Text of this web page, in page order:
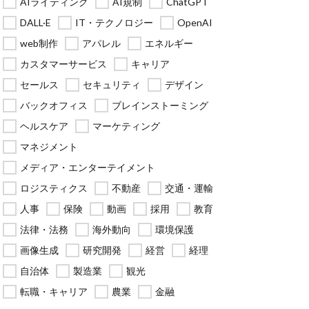
DALL·E
IT・テクノロジー
OpenAI
web制作
アパレル
エネルギー
カスタマーサービス
キャリア
セールス
セキュリティ
デザイン
バックオフィス
ブレインストーミング
ヘルスケア
マーケティング
マネジメント
メディア・エンターテイメント
ロジスティクス
不動産
交通・運輸
人事
保険 動画 採用
教育
法律・法務
海外動向
環境保護
画像生成
研究開発 経営
経理
自治体
製造業
観光
転職・キャリア
農業 金融